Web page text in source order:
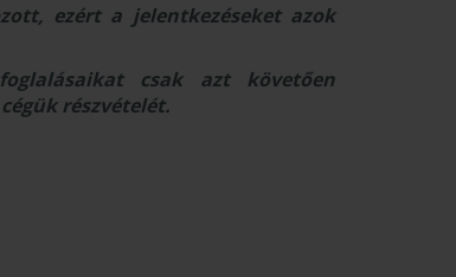
ezért a jelentkezéseket azok
csak azt követően
részvételét.